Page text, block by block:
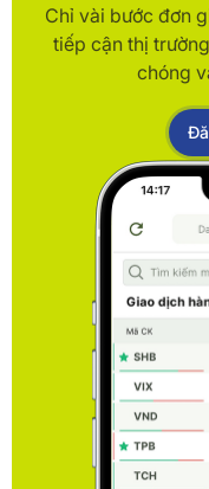
Chỉ vài bước đơn
tiếp cận thị
chóng